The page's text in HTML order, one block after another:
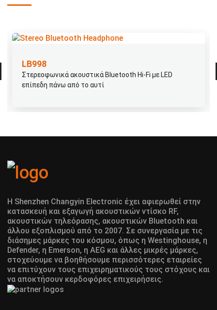
LB998
Στερεοφωνικά ακουστικά Bluetooth Hi-Fi με LED
επίπεδη πάνω από το αυτί
Η Shenzhen Changyin Electronic έχει αφιερωθεί στην
κατασκευή και εξαγωγή ακουστικών ντίσκο RF,
ακουστικών τηλεόρασης, ακουστικών Bluetooth και
άλλου εξοπλισμού από το 2007. Σε συνεργασία με τις
διάσημες μάρκες του κόσμου, όπως η Westinghouse, η
Defender, η Emerson, η AEG και άλλες μικρές μάρκες,
στοχεύουμε να βοηθήσουμε περισσότερες εταιρείες
να επιτύχουν τους επιχειρηματικούς τους στόχους και
να αποκτήσουν κερδοφόρες επιχειρήσεις.